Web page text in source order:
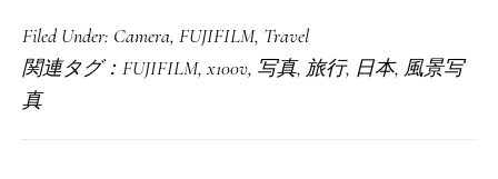
八
熱
Filed Under: Camera, FUJIFILM, Travel
関連タグ： FUJIFILM, x100v, 写真, 旅行, 日本, 風景写
真